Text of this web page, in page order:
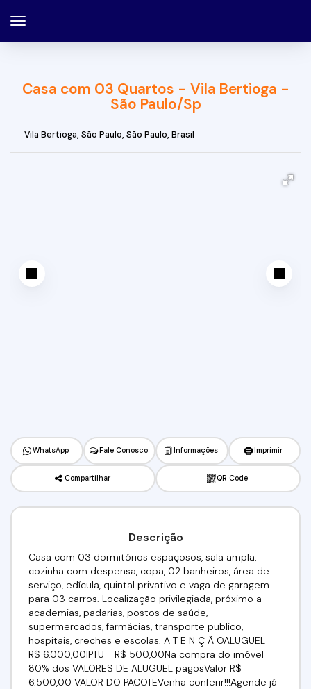
Casa com 03 Quartos - Vila Bertioga -
São Paulo/Sp
Vila Bertioga, São Paulo, São Paulo, Brasil
WhatsApp Fale Conosco Informações Imprimir
Compartilhar QR Code
Descrição
Casa com 03 dormitórios espaçosos, sala ampla,
cozinha com despensa, copa, 02 banheiros, área de
serviço, edícula, quintal privativo e vaga de garagem
para 03 carros. Localização privilegiada, próximo a
academias, padarias, postos de saúde,
supermercados, farmácias, transporte publico,
hospitais, creches e escolas. A T E N Ç Ã OALUGUEL =
R$ 6.000,00IPTU = R$ 500,00Na compra do imóvel
80% dos VALORES DE ALUGUEL pagosValor R$
6.500,00 VALOR DO PACOTEVenha conferir!!!Agende já